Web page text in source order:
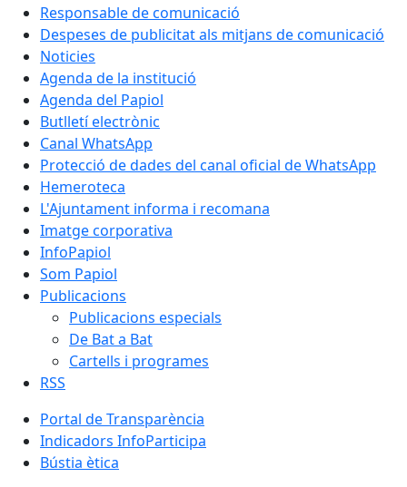
Responsable de comunicació
Despeses de publicitat als mitjans de comunicació
Noticies
Agenda de la institució
Agenda del Papiol
Butlletí electrònic
Canal WhatsApp
Protecció de dades del canal oficial de WhatsApp
Hemeroteca
L'Ajuntament informa i recomana
Imatge corporativa
InfoPapiol
Som Papiol
Publicacions
Publicacions especials
De Bat a Bat
Cartells i programes
RSS
Portal de Transparència
Indicadors InfoParticipa
Bústia ètica